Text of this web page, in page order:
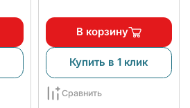
В корзину
Купить в 1 клик
Сравнить